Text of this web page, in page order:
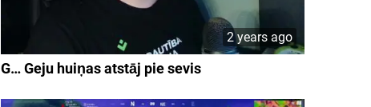
2 years ago
G… Geju huiņas atstāj pie sevis